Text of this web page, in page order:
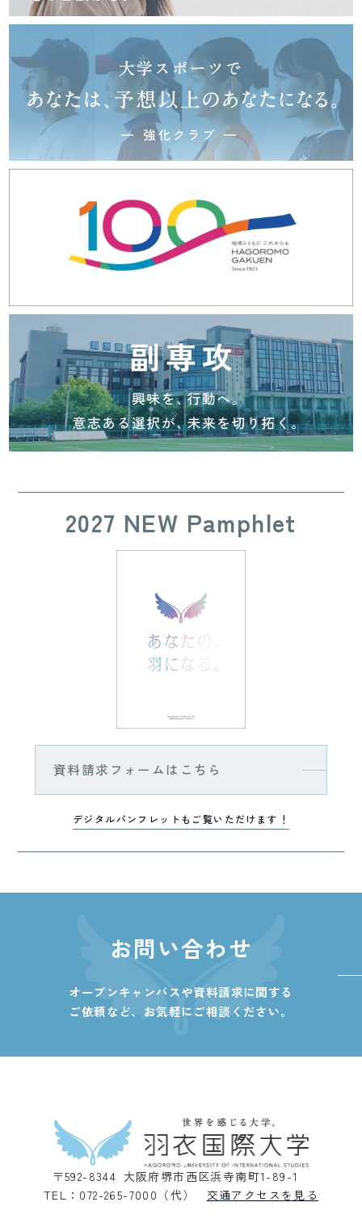
2027 NEW Pamphlet
資料請求フォームはこちら
デジタルパンフレットもご覧いただけます！
お問い合わせ
オープンキャンパスや資料請求に関する
ご依頼など、 お気軽にご相談ください。
〒592-8344 大阪府堺市西区浜寺南町1-89-1
TEL：072-265-7000（代）
交通アクセスを見る